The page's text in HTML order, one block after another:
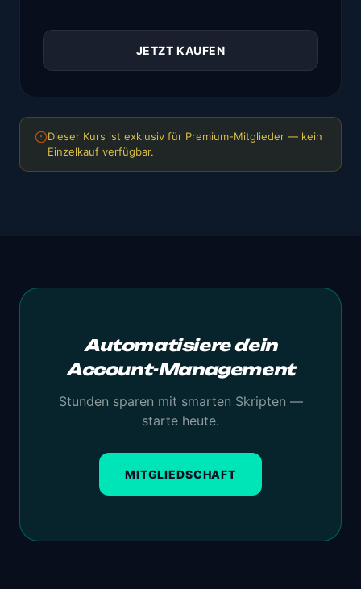
JETZT KAUFEN
Dieser Kurs ist exklusiv für Premium-Mitglieder — kein
Einzelkauf verfügbar.
Automatisiere dein
Account-Management
Stunden sparen mit smarten Skripten —
starte heute.
MITGLIEDSCHAFT